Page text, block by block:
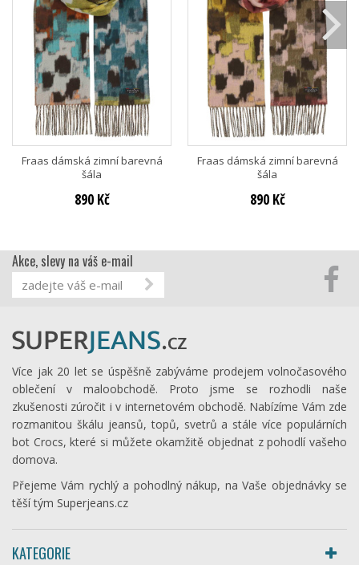
Fraas dámská zimní barevná
šála
890 Kč
Fraas dámská zimní barevná
šála
890 Kč
Akce, slevy na váš e-mail
Více jak 20 let se úspěšně zabýváme prodejem volnočasového
oblečení v maloobchodě. Proto jsme se rozhodli naše
zkušenosti zúročit i v internetovém obchodě. Nabízíme Vám zde
rozmanitou škálu jeansů, topů, svetrů a stále více populárních
bot Crocs, které si můžete okamžitě objednat z pohodlí vašeho
domova.
Přejeme Vám rychlý a pohodlný nákup, na Vaše objednávky se
těší tým Superjeans.cz
KATEGORIE